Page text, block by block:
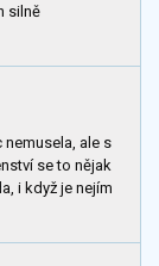
silně
ale s
se to nějak
i když je nejím